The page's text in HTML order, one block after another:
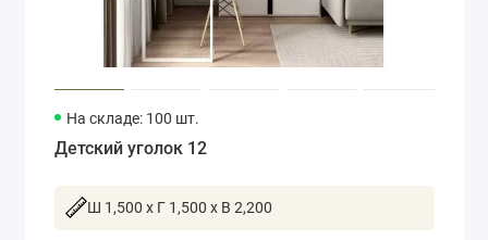
На складе: 100 шт.
Детский уголок 12
Ш 1,500 x Г 1,500 x В 2,200